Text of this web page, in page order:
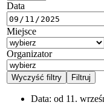
Data
Miejsce
Organizator
Data: od 11.